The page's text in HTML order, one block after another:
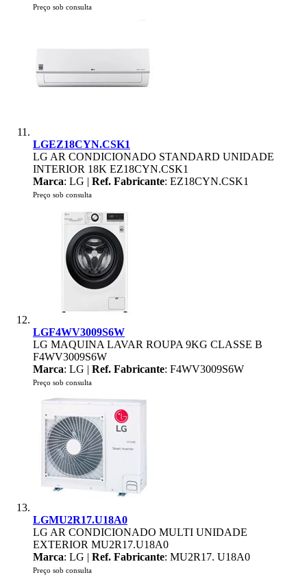
Preço sob consulta
LGEZ18CYN.CSK1
LG AR CONDICIONADO STANDARD UNIDADE
INTERIOR 18K EZ18CYN.CSK1
Marca: LG | Ref. Fabricante: EZ18CYN.CSK1
Preço sob consulta
LGF4WV3009S6W
LG MAQUINA LAVAR ROUPA 9KG CLASSE B
F4WV3009S6W
Marca: LG | Ref. Fabricante: F4WV3009S6W
Preço sob consulta
LGMU2R17.U18A0
LG AR CONDICIONADO MULTI UNIDADE
EXTERIOR MU2R17.U18A0
Marca: LG | Ref. Fabricante: MU2R17. U18A0
Preço sob consulta